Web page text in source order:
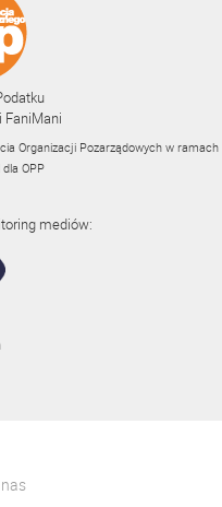
FaniMani
Organizacji Pozarządowych w ramach
dla OPP
mediów: